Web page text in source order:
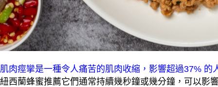
肌肉痙攣是一種令人痛苦的肌肉收縮，影響超過37% 的
紐西蘭蜂蜜推薦它們通常持續幾秒鐘或幾分鐘，可以影